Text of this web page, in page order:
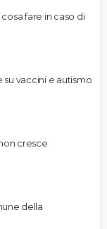
fare in caso di
vaccini e autismo
cresce
della